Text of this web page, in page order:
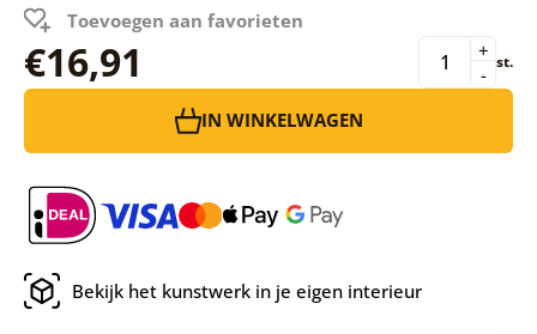
Toevoegen aan favorieten
€16,91 -
+ st.
IN WINKELWAGEN
Bekijk het kunstwerk in je eigen interieur